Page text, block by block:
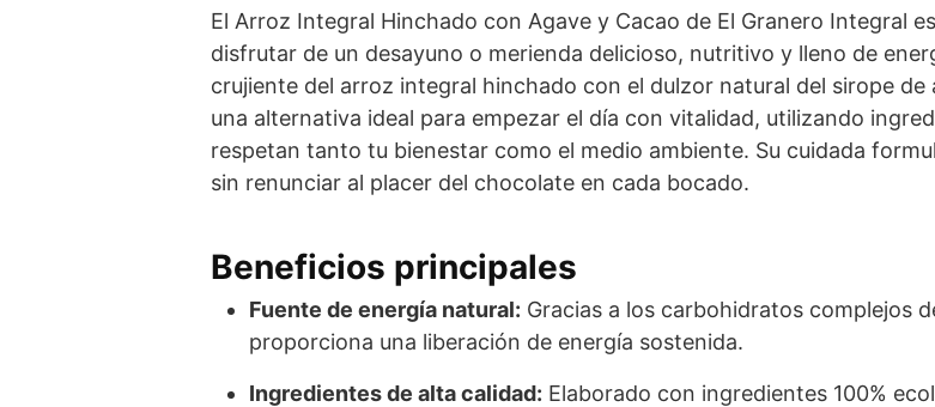
El Arroz Integral Hinchado con Agave y Cacao de El Granero Integral
disfrutar de un desayuno o merienda delicioso, nutritivo y lleno de
crujiente del arroz integral hinchado con el dulzor natural del sirope
una alternativa ideal para empezar el día con vitalidad, utilizando
respetan tanto tu bienestar como el medio ambiente. Su cuidada
sin renunciar al placer del chocolate en cada bocado.
Beneficios principales
Fuente de energía natural: Gracias a los carbohidratos complejos
proporciona una liberación de energía sostenida.
Ingredientes de alta calidad: Elaborado con ingredientes 100%